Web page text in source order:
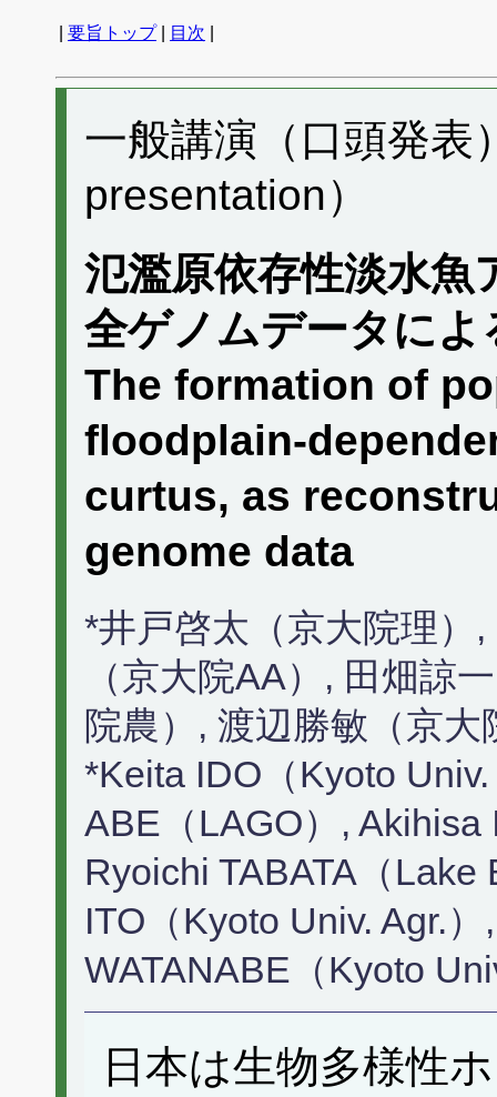
要旨トップ| 目次
一般講演（口頭発
presentation）
氾濫原依存性淡水魚
全ゲノムデータによ
The formation of
floodplain-
curtus, as
genome data
*井戸啓太（京大院理）
（京大院AA）, 田畑諒
院農）, 渡辺勝敏（京大
*Keita IDO（Kyoto
ABE（LAGO）, Akihisa
Ryoichi TABATA（
ITO（Kyoto Univ. Agr.
WATANABE（Kyoto
日本は生物多様性